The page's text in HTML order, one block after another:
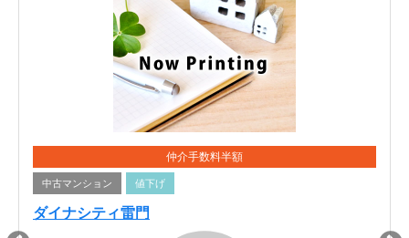
仲介手数料半額
中古マンション 値下げ
ダイナシティ雷門